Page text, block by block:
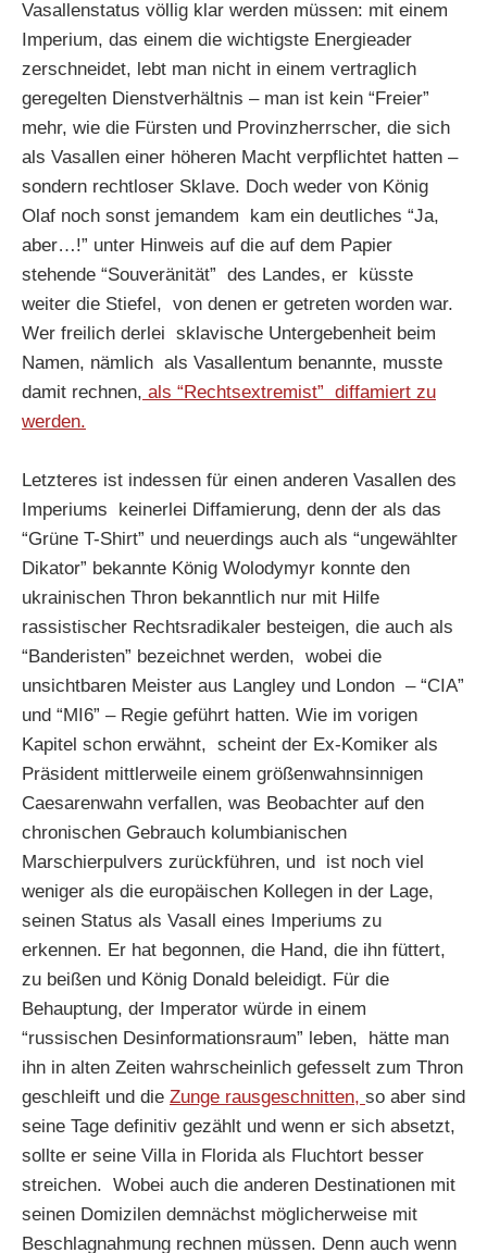
Vasallenstatus völlig klar werden müssen: mit einem
Imperium, das einem die wichtigste Energieader
zerschneidet, lebt man nicht in einem vertraglich
geregelten Dienstverhältnis – man ist kein “Freier”
mehr, wie die Fürsten und Provinzherrscher, die sich
als Vasallen einer höheren Macht verpflichtet hatten –
sondern rechtloser Sklave. Doch weder von König
Olaf noch sonst jemandem kam ein deutliches “Ja,
aber…!” unter Hinweis auf die auf dem Papier
stehende “Souveränität” des Landes, er küsste
weiter die Stiefel, von denen er getreten worden war.
Wer freilich derlei sklavische Untergebenheit beim
Namen, nämlich als Vasallentum benannte, musste
damit rechnen, als “Rechtsextremist” diffamiert zu
werden.
Letzteres ist indessen für einen anderen Vasallen des
Imperiums keinerlei Diffamierung, denn der als das
“Grüne T-Shirt” und neuerdings auch als “ungewählter
Dikator” bekannte König Wolodymyr konnte den
ukrainischen Thron bekanntlich nur mit Hilfe
rassistischer Rechtsradikaler besteigen, die auch als
“Banderisten” bezeichnet werden, wobei die
unsichtbaren Meister aus Langley und London – “CIA”
und “MI6” – Regie geführt hatten. Wie im vorigen
Kapitel schon erwähnt, scheint der Ex-Komiker als
Präsident mittlerweile einem größenwahnsinnigen
Caesarenwahn verfallen, was Beobachter auf den
chronischen Gebrauch kolumbianischen
Marschierpulvers zurückführen, und ist noch viel
weniger als die europäischen Kollegen in der Lage,
seinen Status als Vasall eines Imperiums zu
erkennen. Er hat begonnen, die Hand, die ihn füttert,
zu beißen und König Donald beleidigt. Für die
Behauptung, der Imperator würde in einem
“russischen Desinformationsraum” leben, hätte man
ihn in alten Zeiten wahrscheinlich gefesselt zum Thron
geschleift und die Zunge rausgeschnitten, so aber sind
seine Tage definitiv gezählt und wenn er sich absetzt,
sollte er seine Villa in Florida als Fluchtort besser
streichen. Wobei auch die anderen Destinationen mit
seinen Domizilen demnächst möglicherweise mit
Beschlagnahmung rechnen müssen. Denn auch wenn